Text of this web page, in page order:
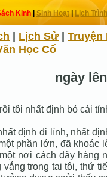
Kinh|Sinh Hoạt| Lịch Trình
Lịch Sử
Truyện
Học Cổ
ngày
tôi nhất định bỏ cái
định đi lính, nhất
phần lớn, đã khoác
nơi cách đây hàng
vẳng trong tai tôi, thứ